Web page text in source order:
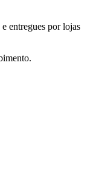
entregues por lojas